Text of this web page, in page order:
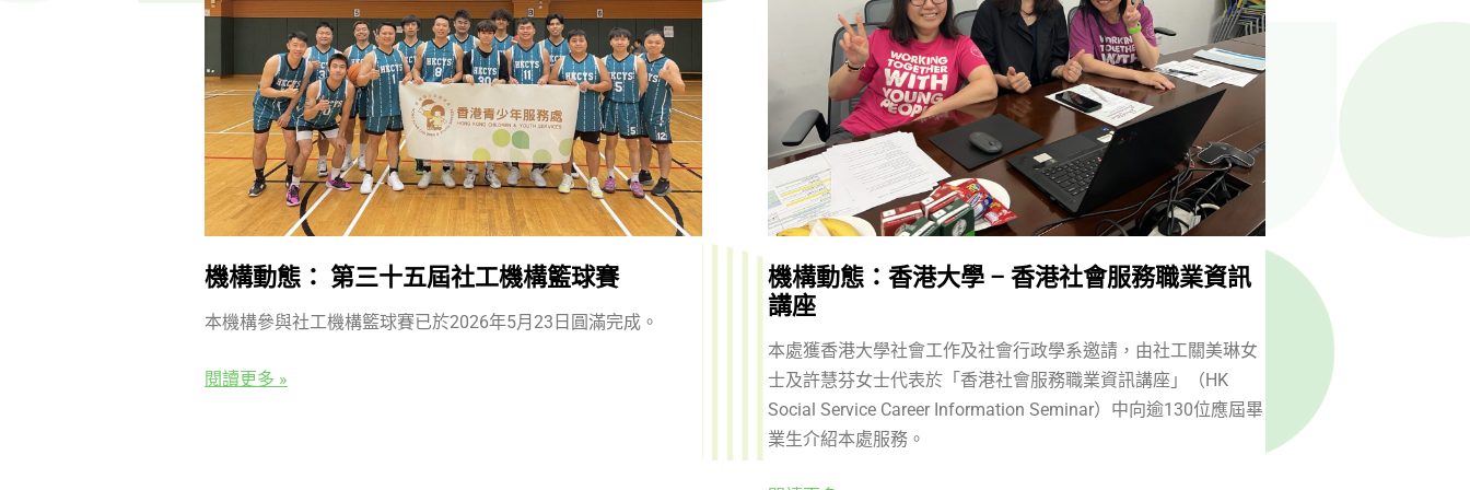
機構動態： 第三十五屆社工機構籃球賽
本機構參與社工機構籃球賽已於2026年5月23日圓滿完成。
閱讀更多 »
機構動態：香港大學 – 香港社會服務職業資訊
講座
本處獲香港大學社會工作及社會行政學系邀請，由社工關美琳女
士及許慧芬女士代表於「香港社會服務職業資訊講座」（HK
Social Service Career Information Seminar）中向逾130位應屆畢
業生介紹本處服務。